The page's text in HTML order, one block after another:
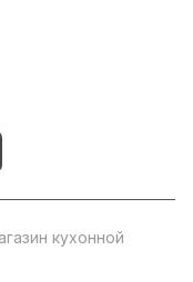
кухонной